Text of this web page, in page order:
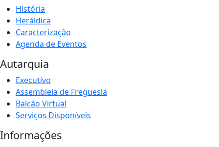
História
Heráldica
Caracterização
Agenda de Eventos
Autarquia
Executivo
Assembleia de Freguesia
Balcão Virtual
Serviços Disponíveis
Informações